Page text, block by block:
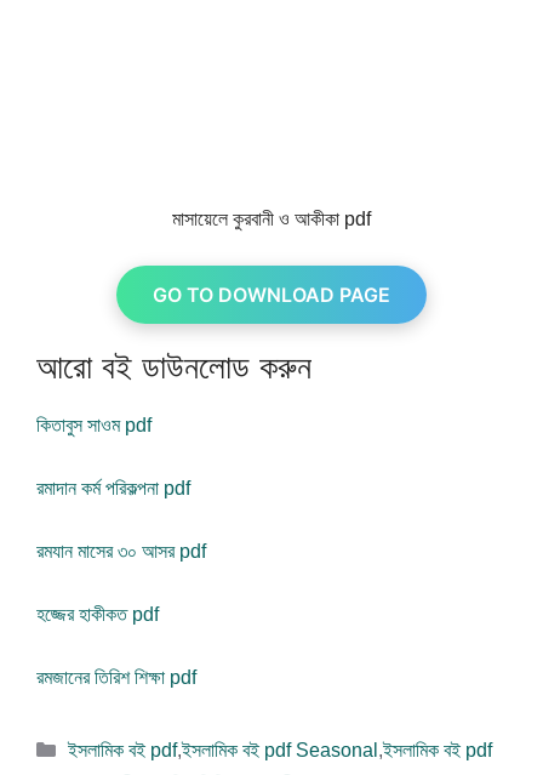
মাসায়েলে কুরবানী ও আকীকা pdf
GO TO DOWNLOAD PAGE
আরো বই ডাউনলোড করুন
কিতাবুস সাওম pdf
রমাদান কর্ম পরিকল্পনা pdf
রমযান মাসের ৩০ আসর pdf
হজ্জের হাকীকত pdf
রমজানের তিরিশ শিক্ষা pdf
বিভাগ
ইসলামিক বই pdf,ইসলামিক বই pdf Seasonal ,ইসলামিক বই pdf